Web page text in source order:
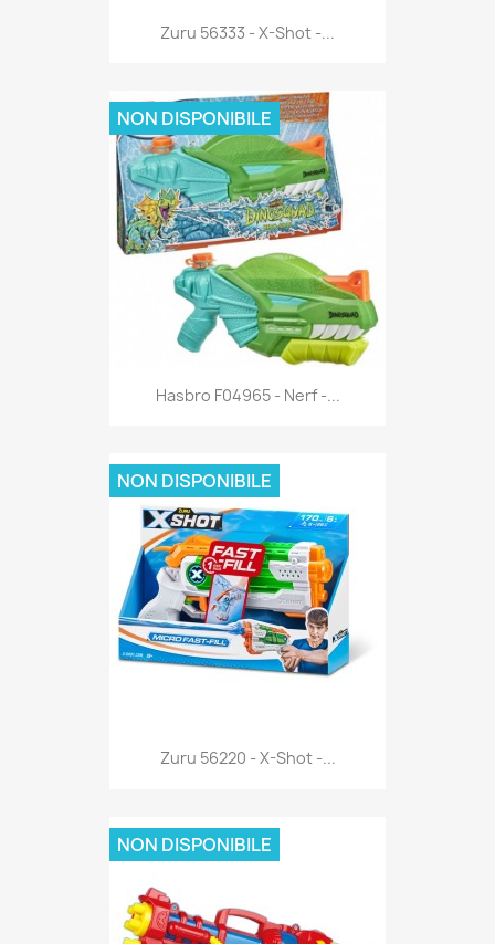
Anteprima
Zuru 56333 - X-Shot -...
 Anteprima
Hasbro F04965 - Nerf -...
NON DISPONIBILE
Anteprima
Zuru 56220 - X-Shot -...
NON DISPONIBILE
NON DISPONIBILE